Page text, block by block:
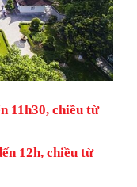
11h30, chiều từ
12h, chiều từ